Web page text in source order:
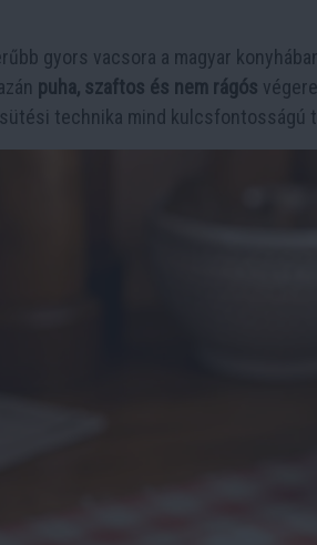
gyors vacsora a magyar
puha, szaftos és nem rágós
technika mind kulcsfontosságú